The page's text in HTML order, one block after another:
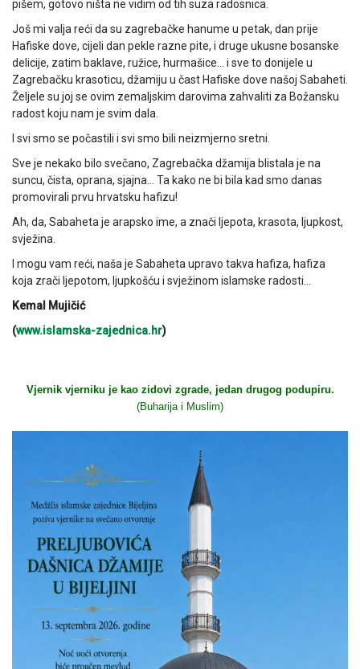
pišem, gotovo ništa ne vidim od tih suza radosnica.
Još mi valja reći da su zagrebačke hanume u petak, dan prije
Hafiske dove, cijeli dan pekle razne pite, i druge ukusne bosanske
delicije, zatim baklave, ružice, hurmašice… i sve to donijele u
Zagrebačku krasoticu, džamiju u čast Hafiske dove našoj Sabaheti.
Željele su joj se ovim zemaljskim darovima zahvaliti za Božansku
radost koju nam je svim dala.
I svi smo se počastili i svi smo bili neizmjerno sretni.
Sve je nekako bilo svečano, Zagrebačka džamija blistala je na
suncu, čista, oprana, sjajna… Ta kako ne bi bila kad smo danas
promovirali prvu hrvatsku hafizu!
Ah, da, Sabaheta je arapsko ime, a znači ljepota, krasota, ljupkost,
svježina.
I mogu vam reći, naša je Sabaheta upravo takva hafiza, hafiza
koja zrači ljepotom, ljupkošću i svježinom islamske radosti…
Kemal Mujičić
(www.islamska-zajednica.hr)
Vjernik vjerniku je kao zidovi zgrade, jedan drugog podupiru.
(Buharija i Muslim)